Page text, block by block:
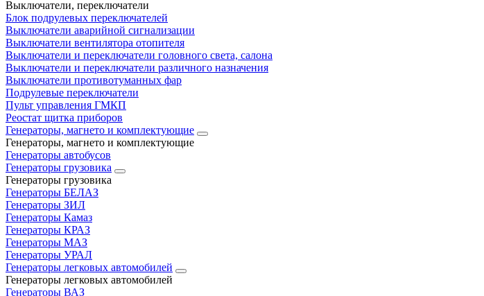
Выключатели, переключатели
Блок подрулевых переключателей
Выключатели аварийной сигнализации
Выключатели вентилятора отопителя
Выключатели и переключатели головного света, салона
Выключатели и переключатели различного назначения
Выключатели противотуманных фар
Подрулевые переключатели
Пульт управления ГМКП
Реостат щитка приборов
Генераторы, магнето и комплектующие
Генераторы, магнето и комплектующие
Генераторы автобусов
Генераторы грузовика
Генераторы грузовика
Генераторы БЕЛАЗ
Генераторы ЗИЛ
Генераторы Камаз
Генераторы КРАЗ
Генераторы МАЗ
Генераторы УРАЛ
Генераторы легковых автомобилей
Генераторы легковых автомобилей
Генераторы ВАЗ